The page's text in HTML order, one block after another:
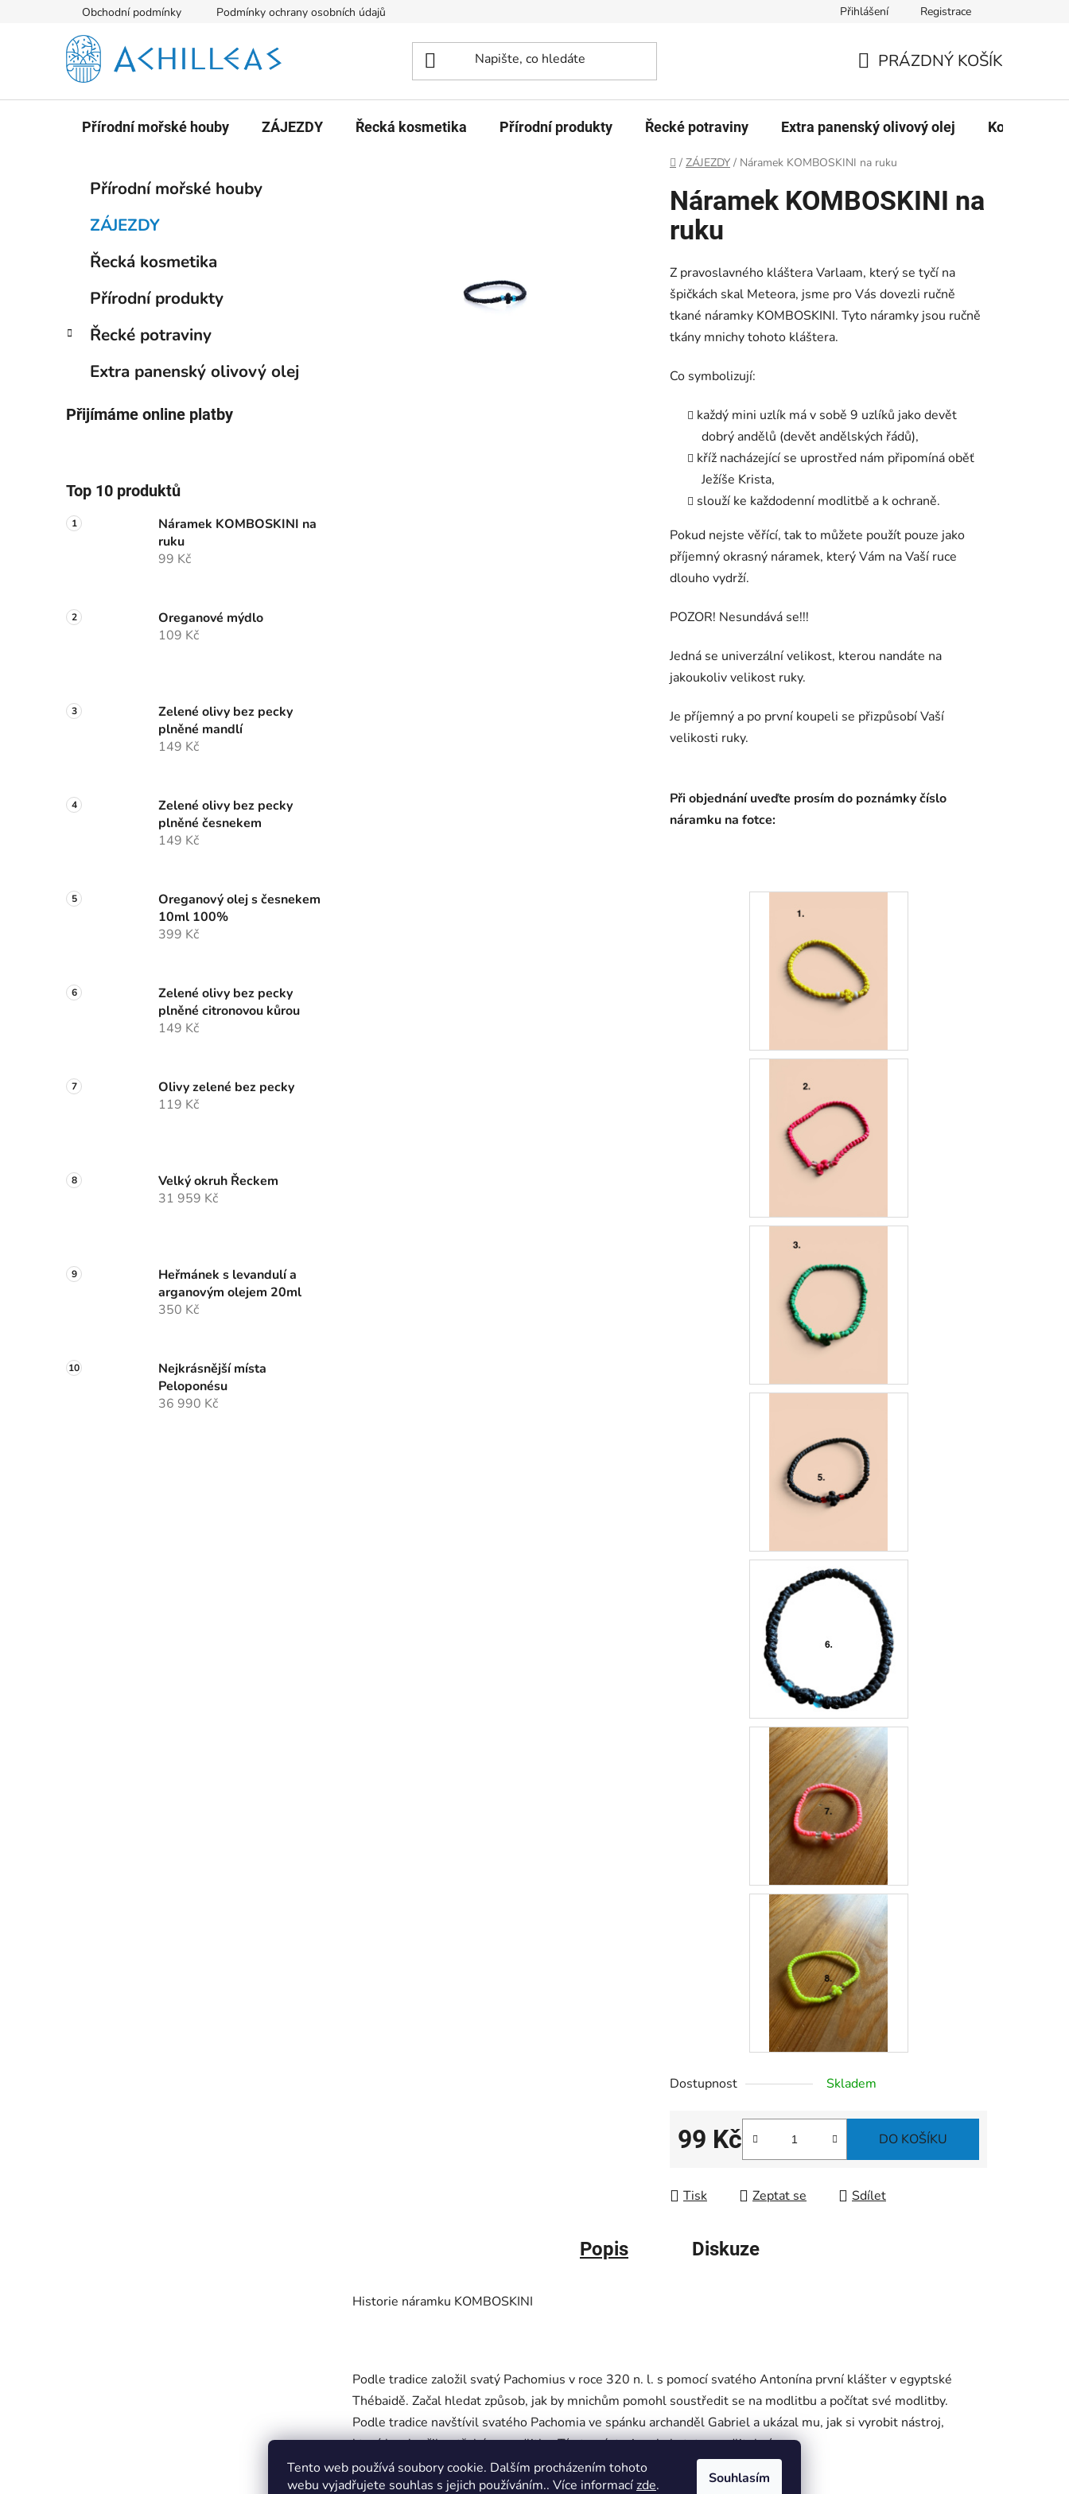
Tento web používá soubory cookie. Dalším procházením tohoto
webu vyjadřujete souhlas s jejich používáním.. Více informacízde. Souhlasím
Obchodní podmínky Podmínky ochrany osobních údajů Přihlášení Registrace
KOŠÍK
PRÁZDNÝ KOŠÍK
Přírodní mořské houby ZÁJEZDY Řecká kosmetika Přírodní produkty Řecké potraviny Extra panenský olivový olej Kontakty
Domů
/ ZÁJEZDY / Náramek KOMBOSKINI na ruku
n
n
Přeskočit
kategorie
Přírodní mořské houby
ZÁJEZDY
Řecká kosmetika
Přírodní produkty
Řecké potraviny
Extra panenský olivový olej
Přijímáme online platby
Top 10 produktů
Náramek KOMBOSKINI na
ruku
99 Kč
Oreganové mýdlo
109 Kč
Zelené olivy bez pecky
plněné mandlí
149 Kč
Zelené olivy bez pecky
plněné česnekem
149 Kč
Oreganový olej s česnekem
10ml 100%
399 Kč
Zelené olivy bez pecky
plněné citronovou kůrou
149 Kč
Olivy zelené bez pecky
119 Kč
Velký okruh Řeckem
31 959 Kč
Heřmánek s levandulí a
arganovým olejem 20ml
350 Kč
Nejkrásnější místa
Peloponésu
36 990 Kč
Náramek KOMBOSKINI na
ruku
Z pravoslavného kláštera Varlaam, který se tyčí na
špičkách skal Meteora, jsme pro Vás dovezli ručně
tkané náramky KOMBOSKINI. Tyto náramky jsou ručně
tkány mnichy tohoto kláštera.
Co symbolizují:
každý mini uzlík má v sobě 9 uzlíků jako devět
dobrý andělů (devět andělských řádů),
kříž nacházející se uprostřed nám připomíná oběť
Ježíše Krista,
slouží ke každodenní modlitbě a k ochraně.
Pokud nejste věřící, tak to můžete použít pouze jako
příjemný okrasný náramek, který Vám na Vaší ruce
dlouho vydrží.
POZOR! Nesundává se!!!
Jedná se univerzální velikost, kterou nandáte na
jakoukoliv velikost ruky.
Je příjemný a po první koupeli se přizpůsobí Vaší
velikosti ruky.
Při objednání uveďte prosím do poznámky číslo
náramku na fotce:
Dostupnost Skladem
99 Kč
Měrná cena:
DO KOŠÍKU
Tisk Zeptat se Sdílet
Popis Diskuze
Historie náramku KOMBOSKINI
Podle tradice založil svatý Pachomius v roce 320 n. l. s pomocí svatého Antonína první klášter v egyptské
Thébaidě. Začal hledat způsob, jak by mnichům pomohl soustředit se na modlitbu a počítat své modlitby.
Podle tradice navštívil svatého Pachomia ve spánku archanděl Gabriela ukázal mu, jak si vyrobit nástroj,
který by sloužil potřebám modlitby. Tímto nástrojem byla tato modlitební
šňůra.https://www.reckovcesku.cz/olivovy-olej/